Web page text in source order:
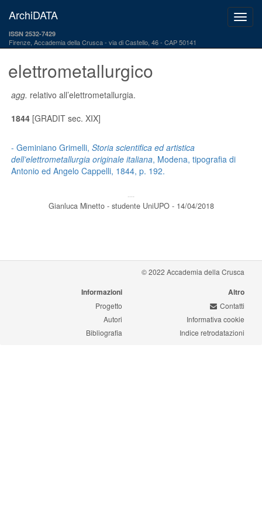
ArchiDATA
ISSN 2532-7429
Firenze, Accademia della Crusca via di Castello, 46 - CAP 50141
elettrometallurgico
agg. relativo all’elettrometallurgia.
1844[GRADIT sec. XIX]
- Geminiano Grimelli, Storia scientifica ed artistica
dell’elettrometallurgia originale italiana, Modena, tipografia di
Antonio ed Angelo Cappelli, 1844, p. 192.
---
Gianluca Minetto - studente UniUPO - 14/04/2018
© 2022 Accademia della Crusca
Informazioni
Progetto
Autori
Bibliografia
Altro
Contatti
Informativa cookie
Indice retrodatazioni